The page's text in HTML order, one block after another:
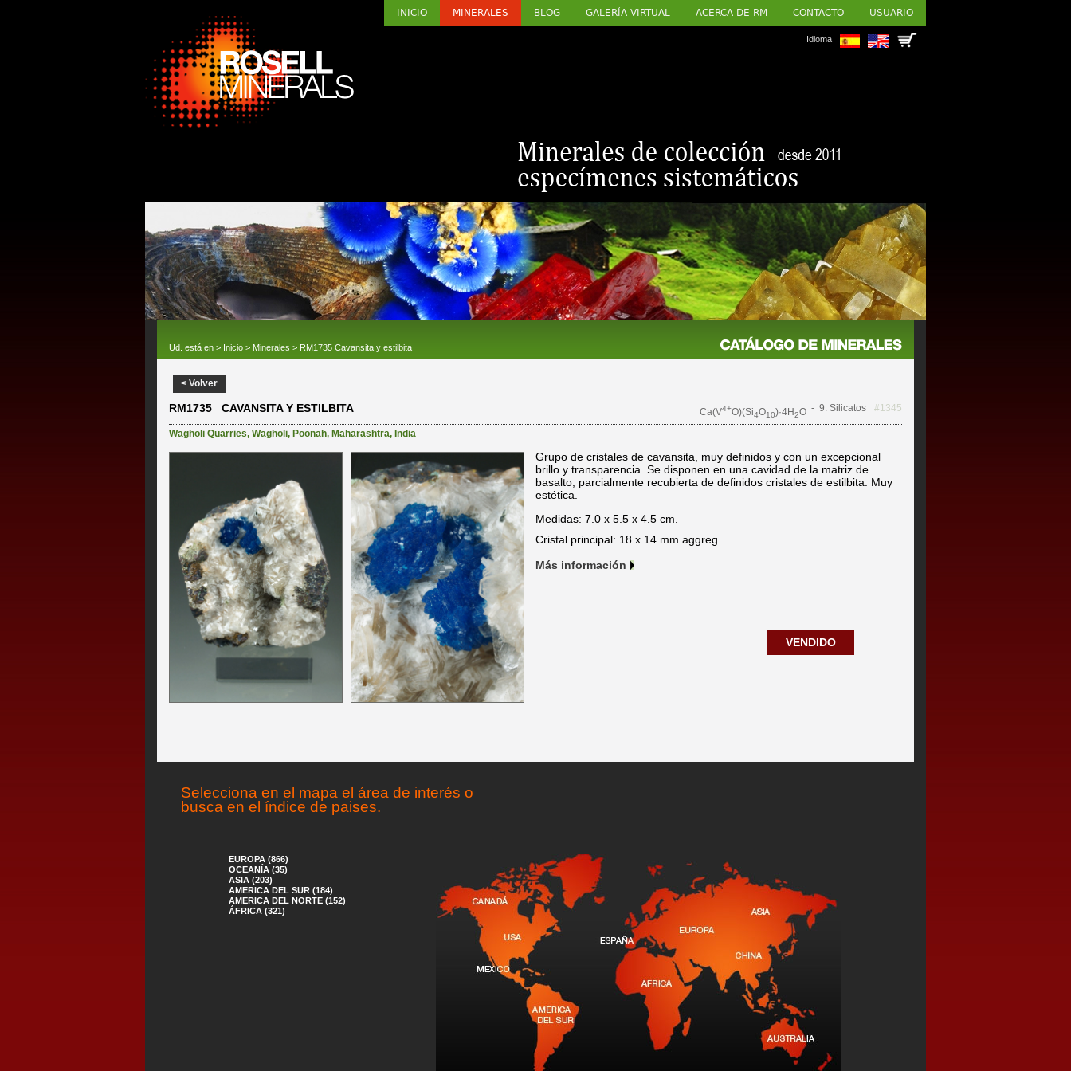
INICIO MINERALES BLOG GALERÍA VIRTUAL ACERCA DE RM CONTACTO USUARIO
Idioma
Ud. está en > Inicio > Minerales > RM1735 Cavansita y estilbita
< Volver
RM1735 CAVANSITA Y ESTILBITA Ca(V4+O)(Si4O10)·4H2O - 9. Silicatos #1345
Wagholi Quarries, Wagholi, Poonah, Maharashtra, India
Grupo de cristales de cavansita, muy definidos y con un excepcional
brillo y transparencia. Se disponen en una cavidad de la matriz de
basalto, parcialmente recubierta de definidos cristales de estilbita. Muy
estética.
Medidas: 7.0 x 5.5 x 4.5 cm.
Cristal principal: 18 x 14 mm aggreg.
Más información
VENDIDO
Selecciona en el mapa el área de interés o
busca en el índice de paises.
EUROPA (866)
OCEANÍA (35)
ASIA (203)
AMERICA DEL SUR (184)
AMERICA DEL NORTE (152)
ÁFRICA (321)